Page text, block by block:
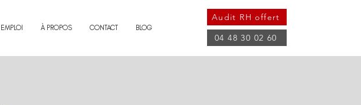
EMPLOI À PROPOS CONTACT BLOG
Audit RH offert
04 48 30 02 60